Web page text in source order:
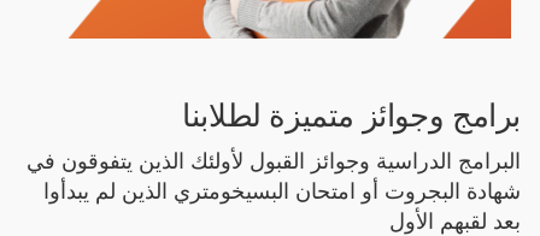
برامج وجوائز متميزة لطلابنا
البرامج الدراسية وجوائز القبول لأولئك الذين يتفوقون في
شهادة البجروت أو امتحان البسيخومتري الذين لم يبدأوا
بعد لقبهم الأول